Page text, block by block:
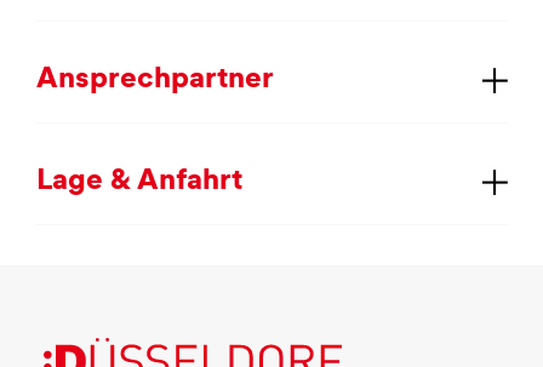
An­sprech­part­ner
La­ge & An­fahrt
Düsseldorf